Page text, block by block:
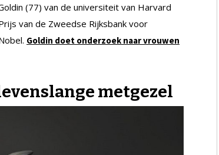
(77) van de universiteit van Harvard
van de Zweedse Rijksbank voor
Goldin doet onderzoek naar vrouwen
metgezel